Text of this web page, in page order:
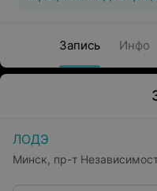
Запись Инфо
ЛОДЭ
Минск, пр-т